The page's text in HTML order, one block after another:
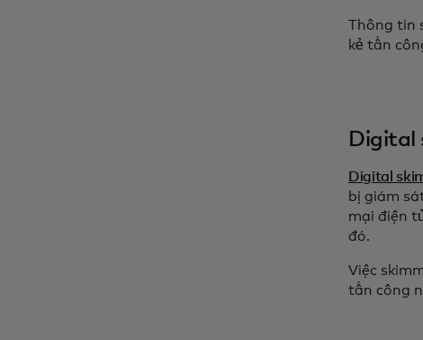
Thông tin
kẻ tấn
Digital
Digital
bị giám
mại điện
đó.
Việc
tấn công